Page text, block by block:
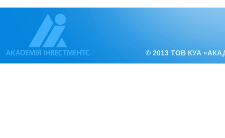
© 2013 ТОВ КУА